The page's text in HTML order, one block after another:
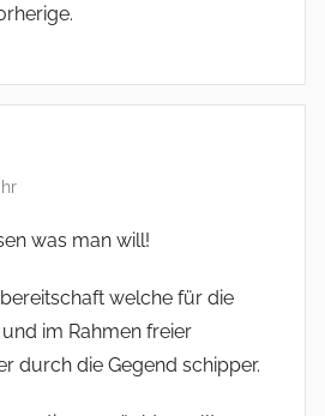
was man will!
welche für die
im Rahmen freier
durch die Gegend schipper.